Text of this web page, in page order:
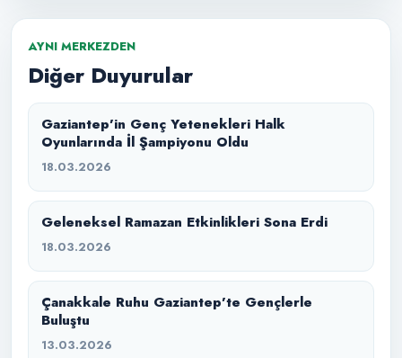
AYNI MERKEZDEN
Diğer Duyurular
Gaziantep’in Genç Yetenekleri Halk
Oyunlarında İl Şampiyonu Oldu
18.03.2026
Geleneksel Ramazan Etkinlikleri Sona Erdi
18.03.2026
Çanakkale Ruhu Gaziantep’te Gençlerle
Buluştu
13.03.2026